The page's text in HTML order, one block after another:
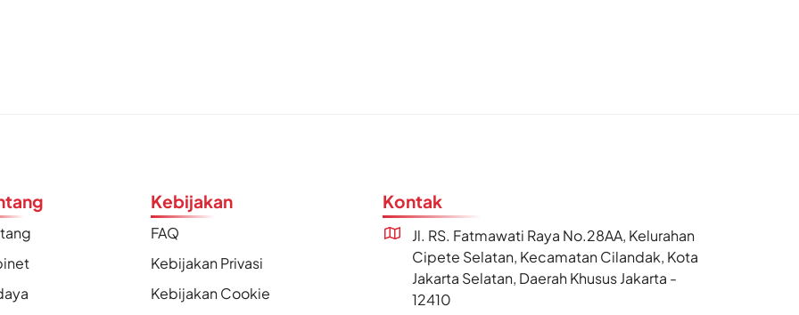
Kebijakan
FAQ
Kebijakan Privasi
Kebijakan Cookie
Kontak
Jl. RS. Fatmawati Raya No.28AA, Kelurahan
Cipete Selatan, Kecamatan Cilandak, Kota
Jakarta Selatan, Daerah Khusus Jakarta -
12410